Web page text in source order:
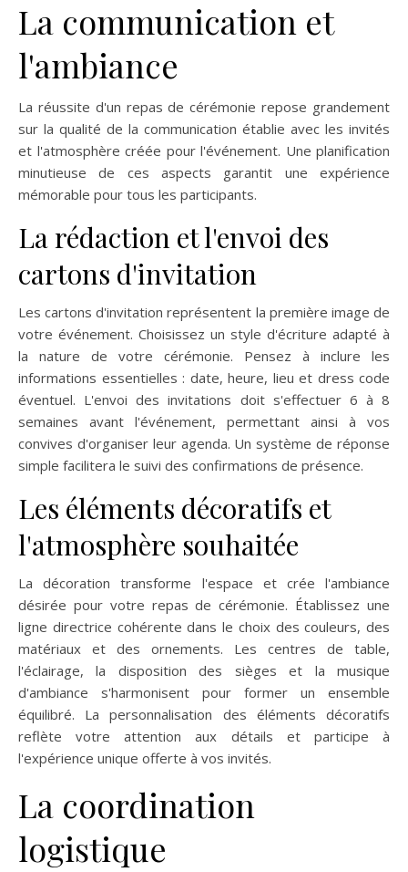
La communication et
l'ambiance
La réussite d'un repas de cérémonie repose grandement
sur la qualité de la communication établie avec les invités
et l'atmosphère créée pour l'événement. Une planification
minutieuse de ces aspects garantit une expérience
mémorable pour tous les participants.
La rédaction et l'envoi des
cartons d'invitation
Les cartons d'invitation représentent la première image de
votre événement. Choisissez un style d'écriture adapté à
la nature de votre cérémonie. Pensez à inclure les
informations essentielles : date, heure, lieu et dress code
éventuel. L'envoi des invitations doit s'effectuer 6 à 8
semaines avant l'événement, permettant ainsi à vos
convives d'organiser leur agenda. Un système de réponse
simple facilitera le suivi des confirmations de présence.
Les éléments décoratifs et
l'atmosphère souhaitée
La décoration transforme l'espace et crée l'ambiance
désirée pour votre repas de cérémonie. Établissez une
ligne directrice cohérente dans le choix des couleurs, des
matériaux et des ornements. Les centres de table,
l'éclairage, la disposition des sièges et la musique
d'ambiance s'harmonisent pour former un ensemble
équilibré. La personnalisation des éléments décoratifs
reflète votre attention aux détails et participe à
l'expérience unique offerte à vos invités.
La coordination
logistique